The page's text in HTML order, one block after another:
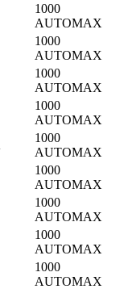
1000
AUTOMAX
1000
AUTOMAX
1000
AUTOMAX
1000
AUTOMAX
1000
AUTOMAX
1000
AUTOMAX
1000
AUTOMAX
1000
AUTOMAX
1000
AUTOMAX